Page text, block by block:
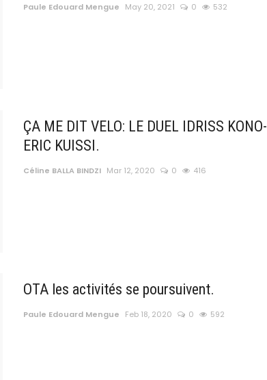
Paule Edouard Mengue May 20, 2021 0 532
ÇA ME DIT VELO: LE DUEL IDRISS KONO-
ERIC KUISSI.
Céline BALLA BINDZI Mar 12, 2020 0 416
OTA les activités se poursuivent.
Paule Edouard Mengue Feb 18, 2020 0 592